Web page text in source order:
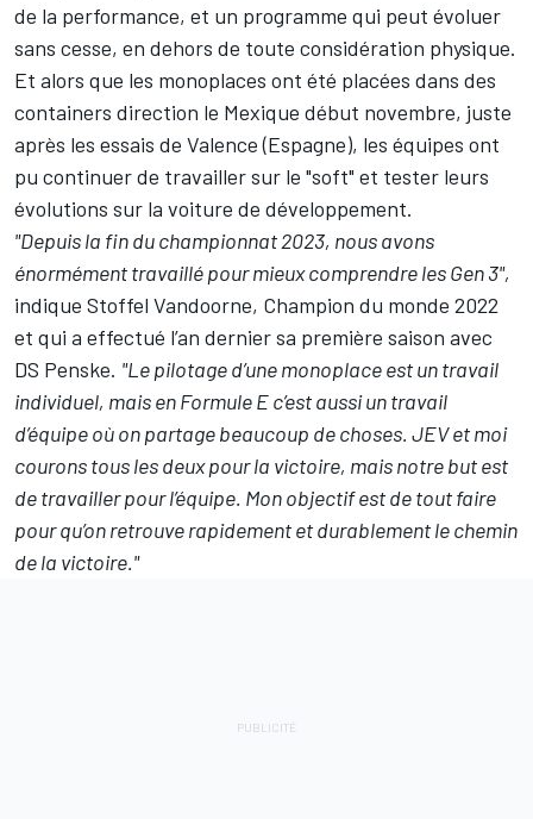
de la performance, et un programme qui peut évoluer
sans cesse, en dehors de toute considération physique.
Et alors que les monoplaces ont été placées dans des
containers direction le Mexique début novembre, juste
après les essais de Valence (Espagne), les équipes ont
pu continuer de travailler sur le "soft" et tester leurs
évolutions sur la voiture de développement.
"Depuis la fin du championnat 2023, nous avons
énormément travaillé pour mieux comprendre les Gen 3",
indique Stoffel Vandoorne, Champion du monde 2022
et qui a effectué l’an dernier sa première saison avec
DS Penske. "Le pilotage d’une monoplace est un travail
individuel, mais en Formule E c’est aussi un travail
d’équipe où on partage beaucoup de choses. JEV et moi
courons tous les deux pour la victoire, mais notre but est
de travailler pour l’équipe. Mon objectif est de tout faire
pour qu’on retrouve rapidement et durablement le chemin
de la victoire."